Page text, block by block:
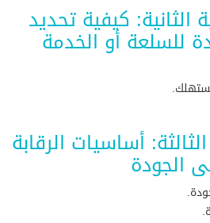
الثانية: كيفية تحديد
للسلعة أو الخدمة
أساسيات الرقابة
الجودة